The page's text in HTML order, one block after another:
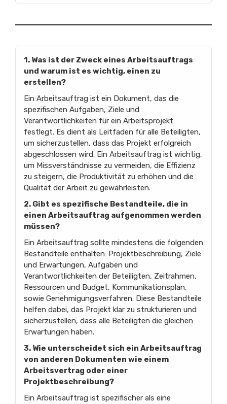
1. Was ist der Zweck eines Arbeitsauftrags
und warum ist es wichtig, einen zu
erstellen?
Ein Arbeitsauftrag ist ein Dokument, das die
spezifischen Aufgaben, Ziele und
Verantwortlichkeiten für ein Arbeitsprojekt
festlegt. Es dient als Leitfaden für alle Beteiligten,
um sicherzustellen, dass das Projekt erfolgreich
abgeschlossen wird. Ein Arbeitsauftrag ist wichtig,
um Missverständnisse zu vermeiden, die Effizienz
zu steigern, die Produktivität zu erhöhen und die
Qualität der Arbeit zu gewährleisten.
2. Gibt es spezifische Bestandteile, die in
einen Arbeitsauftrag aufgenommen werden
müssen?
Ein Arbeitsauftrag sollte mindestens die folgenden
Bestandteile enthalten: Projektbeschreibung, Ziele
und Erwartungen, Aufgaben und
Verantwortlichkeiten der Beteiligten, Zeitrahmen,
Ressourcen und Budget, Kommunikationsplan,
sowie Genehmigungsverfahren. Diese Bestandteile
helfen dabei, das Projekt klar zu strukturieren und
sicherzustellen, dass alle Beteiligten die gleichen
Erwartungen haben.
3. Wie unterscheidet sich ein Arbeitsauftrag
von anderen Dokumenten wie einem
Arbeitsvertrag oder einer
Projektbeschreibung?
Ein Arbeitsauftrag ist spezifischer als eine